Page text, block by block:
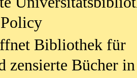
Bibliothek für
zensierte Bücher